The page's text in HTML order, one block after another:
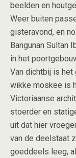
beelden en
Weer buiten
gisteravond, en
Bangunan Sultan
in het
Van dichtbij is het
wikke moskee is
Victoriaanse
stoerder en
uit dat hier
van de deelstaat
goeddeels leeg,